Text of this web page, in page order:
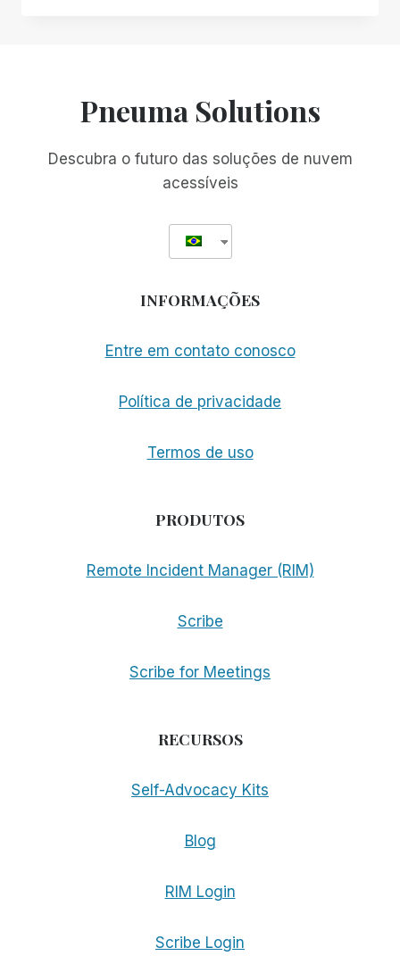
É
CERTA
Pneuma Solutions
Descubra o futuro das soluções de nuvem
acessíveis
INFORMAÇÕES
Entre em contato conosco
Política de privacidade
Termos de uso
PRODUTOS
Remote Incident Manager (RIM)
Scribe
Scribe for Meetings
RECURSOS
Self-Advocacy Kits
Blog
RIM Login
Scribe Login